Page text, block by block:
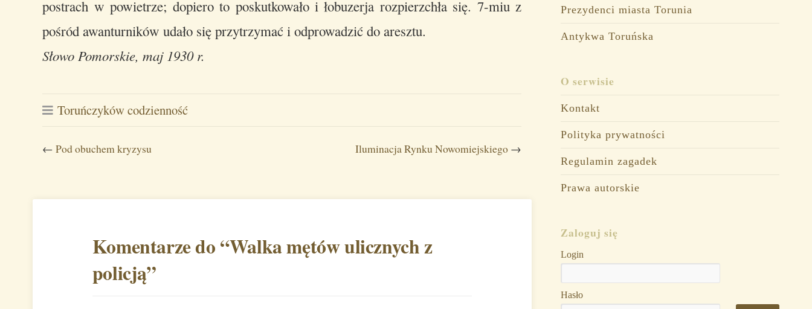
postrach w powietrze; dopiero to poskutkowało i łobuzerja rozpierzchła się. 7-miu z
pośród awanturników udało się przytrzymać i odprowadzić do aresztu.
Słowo Pomorskie, maj 1930 r.
Toruńczyków codzienność
←Pod obuchem kryzysu Iluminacja Rynku Nowomiejskiego →
Komentarze do “Walka mętów ulicznych z
policją”
Prezydenci miasta Torunia
Antykwa Toruńska
O serwisie
Kontakt
Polityka prywatności
Regulamin zagadek
Prawa autorskie
Zaloguj się
Login
Hasło